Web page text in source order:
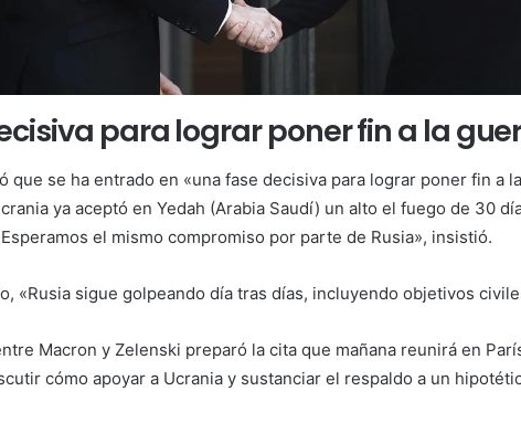
para lograr poner fin a la
que se ha entrado en «una fase decisiva para lograr poner fin a
ya aceptó en Yedah (Arabia Saudí) un alto el fuego de 30
el mismo compromiso por parte de Rusia», insistió.
«Rusia sigue golpeando día tras días, incluyendo objetivos
Macron y Zelenski preparó la cita que mañana reunirá en
cómo apoyar a Ucrania y sustanciar el respaldo a un